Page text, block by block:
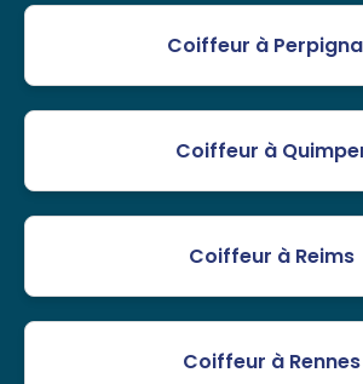
Coiffeur à
Coiffeur à
Coiffeur à Reims
Coiffeur à Rennes